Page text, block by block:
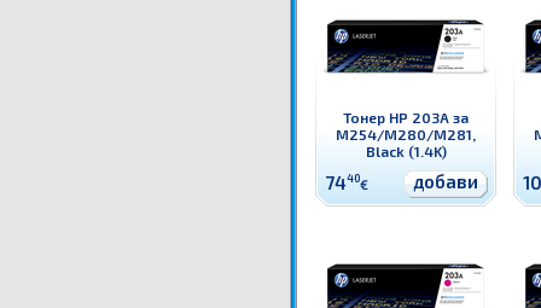
Тонер HP 203A за
M254/M280/M281,
Black (1.4K)
7440€ добави